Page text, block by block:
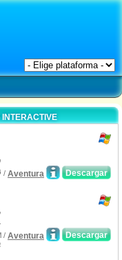
Descargar
/ Aventura
Descargar
/ Aventura